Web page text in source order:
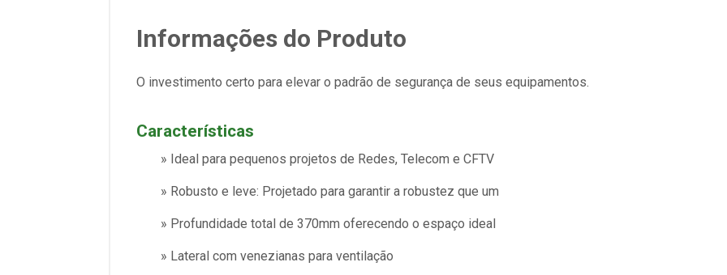
Informações do Produto
O investimento certo para elevar o padrão de segurança de seus equipamentos.
Características
» Ideal para pequenos projetos de Redes, Telecom e CFTV
» Robusto e leve: Projetado para garantir a robustez que um
» Profundidade total de 370mm oferecendo o espaço ideal
» Lateral com venezianas para ventilação